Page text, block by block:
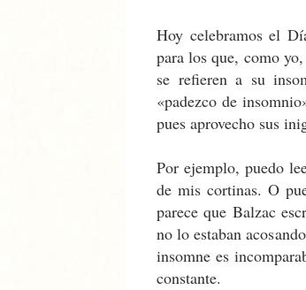
Hoy celebramos el
para los que, como
se refieren a su
«padezco de
pues aprovecho sus
Por ejemplo, puedo
de mis cortinas. O
parece que Balzac
no lo estaban
insomne es
constante.